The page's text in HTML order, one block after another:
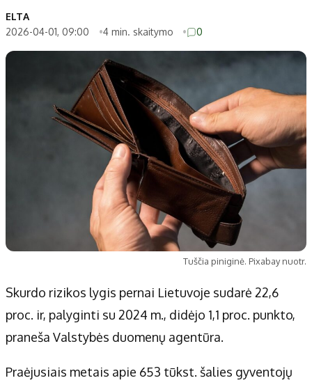
ELTA
2026-04-01, 09:00
4 min. skaitymo 0
Tuščia piniginė. Pixabay nuotr.
Skurdo rizikos lygis pernai Lietuvoje sudarė 22,6
proc. ir, palyginti su 2024 m., didėjo 1,1 proc. punkto,
praneša Valstybės duomenų agentūra.
Praėjusiais metais apie 653 tūkst. šalies gyventojų